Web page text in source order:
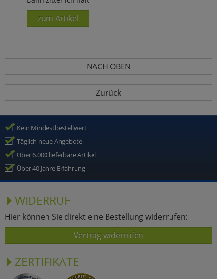
zum Artikel
NACH OBEN
Zurück
Kein Mindestbestellwert
Täglich neue Angebote
Über 6.000 lieferbare Artikel
Über 40 Jahre Erfahrung
WIDERRUF
Hier können Sie direkt eine Bestellung widerrufen:
Vertrag widerrufen
ZERTIFIKATE